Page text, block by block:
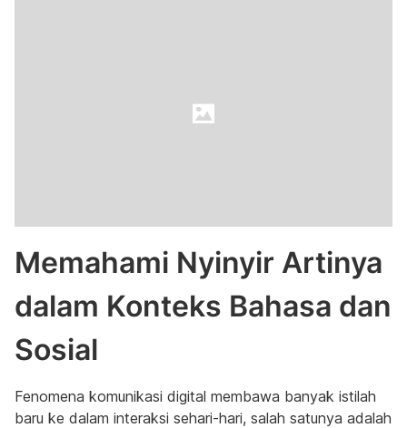
Memahami Nyinyir Artinya
dalam Konteks Bahasa dan
Sosial
Fenomena komunikasi digital membawa banyak istilah
baru ke dalam interaksi sehari-hari, salah satunya adalah